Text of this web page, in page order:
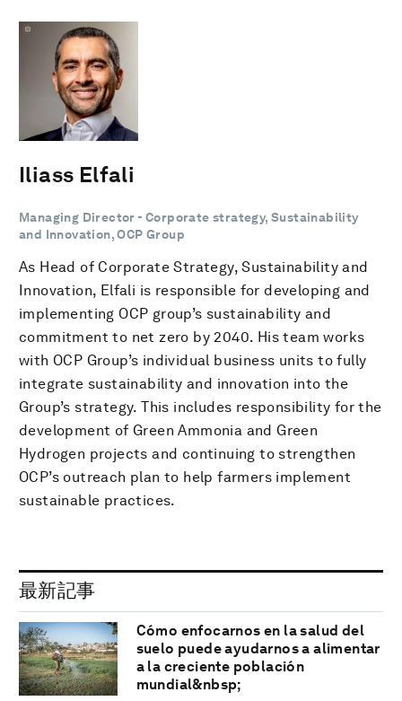
Iliass Elfali
Managing Director - Corporate strategy, Sustainability
and Innovation, OCP Group
As Head of Corporate Strategy, Sustainability and
Innovation, Elfali is responsible for developing and
implementing OCP group’s sustainability and
commitment to net zero by 2040. His team works
with OCP Group’s individual business units to fully
integrate sustainability and innovation into the
Group’s strategy. This includes responsibility for the
development of Green Ammonia and Green
Hydrogen projects and continuing to strengthen
OCP’s outreach plan to help farmers implement
sustainable practices.
最新記事
Cómo enfocarnos en la salud del
suelo puede ayudarnos a alimentar
a la creciente población
mundial&nbsp;